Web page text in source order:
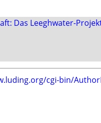
Das Leeghwater-
cgi-bin/